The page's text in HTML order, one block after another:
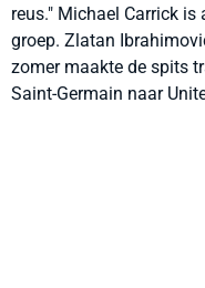
reus." Michael Carrick is
groep. Zlatan
zomer maakte de spits
Saint-Germain naar